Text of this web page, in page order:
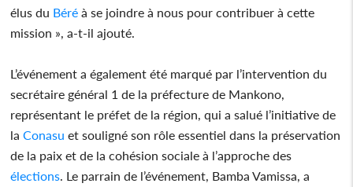
élus du Béré à se joindre à nous pour contribuer à cette
mission », a-t-il ajouté.
L’événement a également été marqué par l’intervention du
secrétaire général 1 de la préfecture de Mankono,
représentant le préfet de la région, qui a salué l’initiative de
laConasu et souligné son rôle essentiel dans la préservation
de la paix et de la cohésion sociale à l’approche des
élections . Le parrain de l’événement, Bamba Vamissa, a